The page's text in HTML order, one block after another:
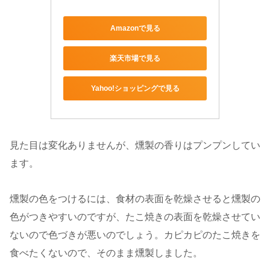
Amazonで見る
楽天市場で見る
Yahoo!ショッピングで見る
見た目は変化ありませんが、燻製の香りはプンプンしてい
ます。
燻製の色をつけるには、食材の表面を乾燥させると燻製の
色がつきやすいのですが、たこ焼きの表面を乾燥させてい
ないので色づきが悪いのでしょう。カピカピのたこ焼きを
食べたくないので、そのまま燻製しました。